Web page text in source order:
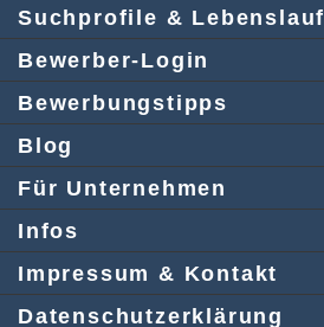
Suchprofile & Lebenslauf
Bewerber-Login
Bewerbungstipps
Blog
Für Unternehmen
Infos
Impressum & Kontakt
Datenschutzerklärung